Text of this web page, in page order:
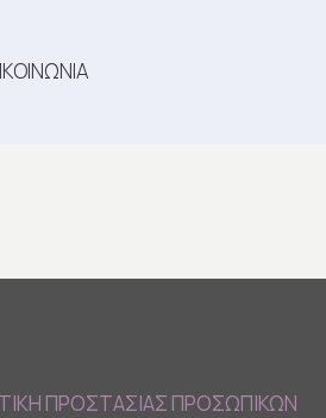
ΠΡΟΣΤΑΣΙΑΣ ΠΡΟΣΩΠΙΚΩΝ